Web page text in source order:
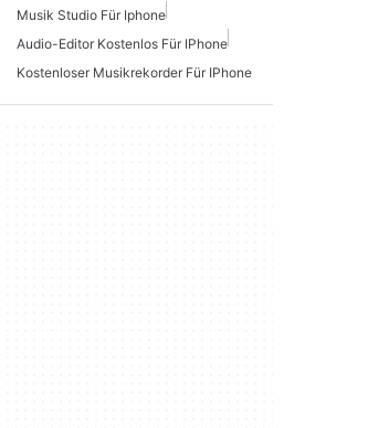
Musik Studio Für Iphone
Audio-Editor Kostenlos Für IPhone
Kostenloser Musikrekorder Für IPhone